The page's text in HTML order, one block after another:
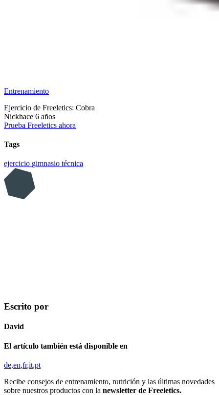
Entrenamiento
Ejercicio de Freeletics: Cobra
Nickhace 6 años
Prueba Freeletics ahora
Tags
ejercicio gimnasio técnica
Escrito por
David
El artículo también está disponible en
de en fr it pt
Recibe consejos de entrenamiento, nutrición y las últimas novedades
sobre nuestros productos con la newsletter de Freeletics.